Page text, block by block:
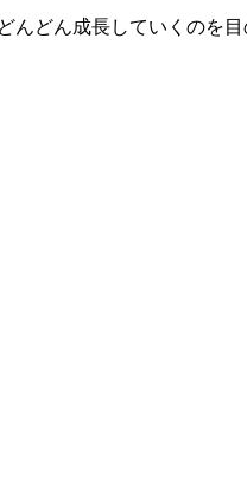
どん成長していくのを